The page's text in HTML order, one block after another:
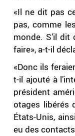
«Il ne dit pas
pas, comme
monde. S’il dit
faire», a-t-il
«Donc ils
t-il ajouté à
président
otages libérés
États-Unis,
eu des